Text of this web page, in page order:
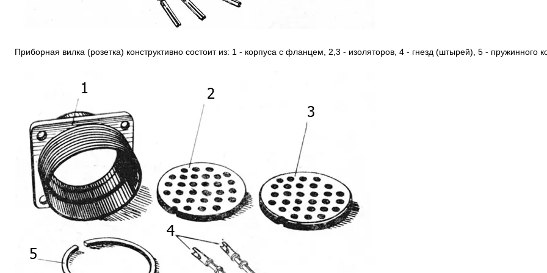
Приборная вилка (розетка) конструктивно состоит из: 1 - корпуса c фланцем, 2,3 - изоляторов, 4 - гнезд (штырей), 5 - пружинного